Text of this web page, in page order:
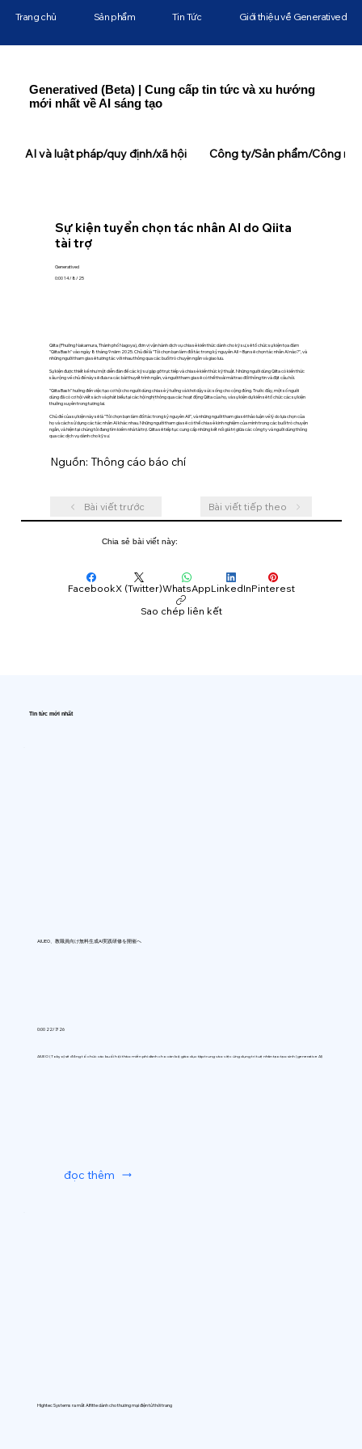
Generatived (Beta) | Cung cấp tin tức và xu hướng
mới nhất về AI sáng tạo
Sự kiện tuyển chọn tác nhân AI do Qiita
tài trợ
Generatived
0:00 14/8/25
Qiita (Phường Nakamura, Thành phố Nagoya), đơn vị vận hành dịch vụ chia sẻ kiến thức dành cho kỹ sư, sẽ tổ chức sự kiện tọa đàm
"Qiita Bash" vào ngày 8 tháng 9 năm 2025. Chủ đề là "Tôi chọn bạn làm đối tác trong kỷ nguyên AI! ~Bạn sẽ chọn tác nhân AI nào?", và
những người tham gia sẽ tương tác với nhau thông qua các buổi trò chuyện ngắn và giao lưu.
Sự kiện được thiết kế như một diễn đàn để các kỹ sư gặp gỡ trực tiếp và chia sẻ kiến thức kỹ thuật. Những người dùng Qiita có kiến thức
sâu rộng về chủ đề này sẽ đưa ra các bài thuyết trình ngắn, và người tham gia sẽ có thể thoải mái trao đổi thông tin và đặt câu hỏi.
"Qiita Bash" hướng đến việc tạo cơ hội cho người dùng chia sẻ ý tưởng và khơi dậy sức sống cho cộng đồng. Trước đây, một số người
dùng đã có cơ hội viết sách và phát biểu tại các hội nghị thông qua các hoạt động Qiita của họ, và sự kiện dự kiến sẽ tổ chức các sự kiện
thường xuyên trong tương lai.
Chủ đề của sự kiện này sẽ là "Tôi chọn bạn làm đối tác trong kỷ nguyên AI!", và những người tham gia sẽ thảo luận về lý do lựa chọn của
họ và cách sử dụng các tác nhân AI khác nhau. Những người tham gia sẽ có thể chia sẻ kinh nghiệm của mình trong các buổi trò chuyện
ngắn, và hiện tại chúng tôi đang tìm kiếm nhà tài trợ. Qiita sẽ tiếp tục cung cấp những kết nối giá trị giữa các công ty và người dùng thông
qua các dịch vụ dành cho kỹ sư.
Nguồn: Thông cáo báo chí
Bài viết trước Bài viết tiếp theo
Trang chủ Sản phẩm Tin Tức Giới thiệu về Generatived
Chia sẻ bài viết này:
FacebookX (Twitter)WhatsAppLinkedInPinterest
Sao chép liên kết
AI và luật pháp/quy định/xã hội Công ty/Sản phẩm/Công
Tin tức mới nhất
AIUEO、教職員向け無料生成AI実践研修を開催へ
0:00 22/7/26
AIUEO (Tokyo) sẽ đồng tổ chức các buổi hội thảo miễn phí dành cho cán bộ giáo dục tập trung vào việc ứng dụng trí tuệ nhân tạo tạo sinh (generative AI)
đọc thêm
Hightec Systems ra mắt AIfitte dành cho thương mại điện tử thời trang